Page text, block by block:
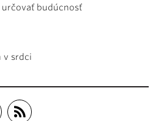
budúcnosť
v srdci